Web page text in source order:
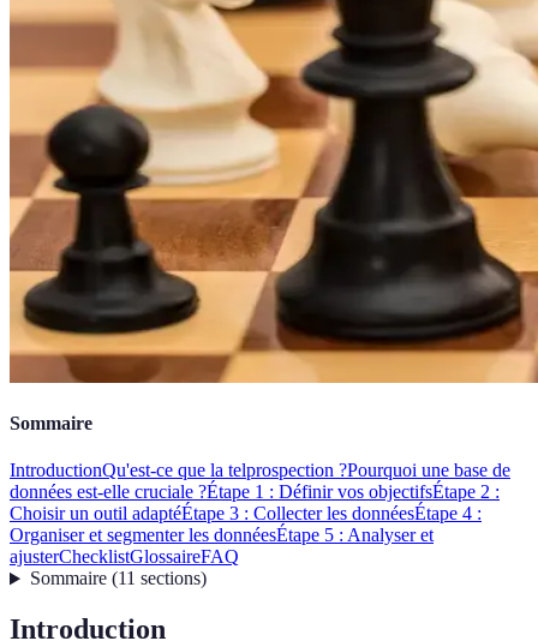
Sommaire
IntroductionQu'est-ce que la telprospection ?Pourquoi une base de
données est-elle cruciale ?Étape 1 : Définir vos objectifsÉtape 2 :
Choisir un outil adaptéÉtape 3 : Collecter les donnéesÉtape 4 :
Organiser et segmenter les donnéesÉtape 5 : Analyser et
ajusterChecklistGlossaireFAQ
Sommaire(11 sections)
Introduction